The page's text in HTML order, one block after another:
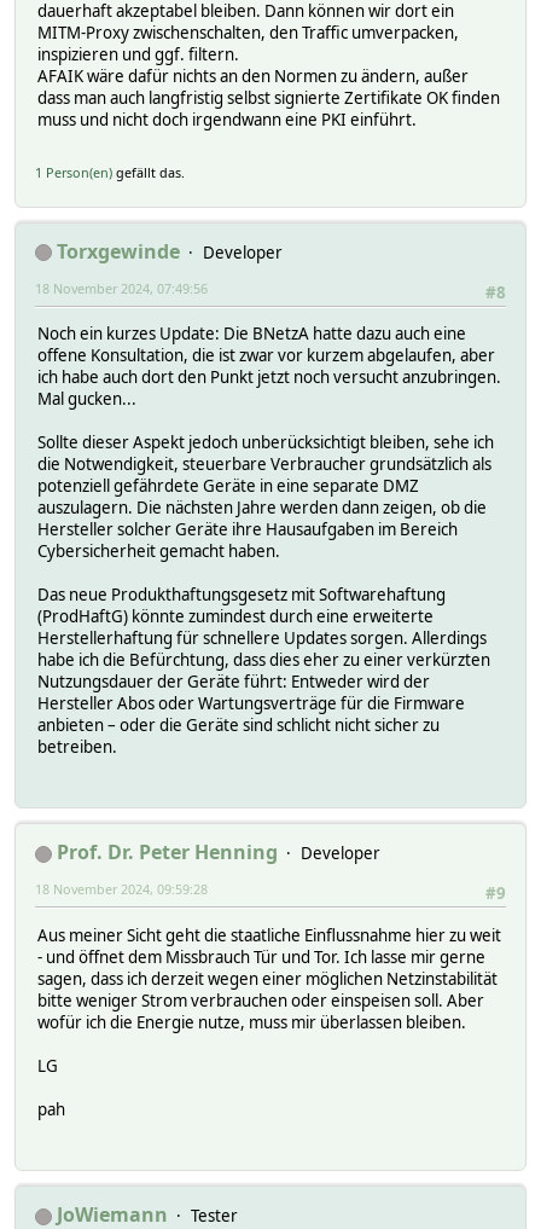
dauerhaft akzeptabel bleiben. Dann können wir dort ein
MITM-Proxy zwischenschalten, den Traffic umverpacken,
inspizieren und ggf. filtern.
AFAIK wäre dafür nichts an den Normen zu ändern, außer
dass man auch langfristig selbst signierte Zertifikate OK finden
muss und nicht doch irgendwann eine PKI einführt.
1 Person(en) gefällt das.
Torxgewinde
Developer
#8
18 November 2024, 07:49:56
Noch ein kurzes Update: Die BNetzA hatte dazu auch eine
offene Konsultation, die ist zwar vor kurzem abgelaufen, aber
ich habe auch dort den Punkt jetzt noch versucht anzubringen.
Mal gucken...
Sollte dieser Aspekt jedoch unberücksichtigt bleiben, sehe ich
die Notwendigkeit, steuerbare Verbraucher grundsätzlich als
potenziell gefährdete Geräte in eine separate DMZ
auszulagern. Die nächsten Jahre werden dann zeigen, ob die
Hersteller solcher Geräte ihre Hausaufgaben im Bereich
Cybersicherheit gemacht haben.
Das neue Produkthaftungsgesetz mit Softwarehaftung
(ProdHaftG) könnte zumindest durch eine erweiterte
Herstellerhaftung für schnellere Updates sorgen. Allerdings
habe ich die Befürchtung, dass dies eher zu einer verkürzten
Nutzungsdauer der Geräte führt: Entweder wird der
Hersteller Abos oder Wartungsverträge für die Firmware
anbieten – oder die Geräte sind schlicht nicht sicher zu
betreiben.
Prof. Dr. Peter Henning
Developer
#9
18 November 2024, 09:59:28
Aus meiner Sicht geht die staatliche Einflussnahme hier zu weit
- und öffnet dem Missbrauch Tür und Tor. Ich lasse mir gerne
sagen, dass ich derzeit wegen einer möglichen Netzinstabilität
bitte weniger Strom verbrauchen oder einspeisen soll. Aber
wofür ich die Energie nutze, muss mir überlassen bleiben.
LG
pah
JoWiemann
Tester